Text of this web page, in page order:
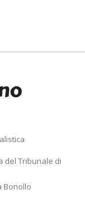
del Tribunale di
Bonollo